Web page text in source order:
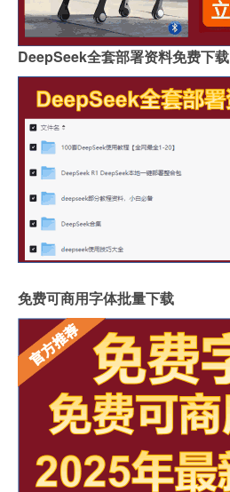
DeepSeek全套部署资料免费下载
免费可商用字体批量下载